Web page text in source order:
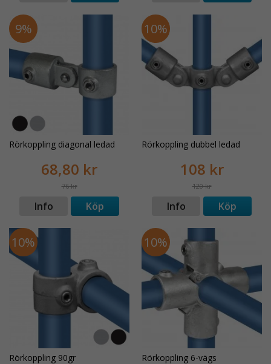
9%
Rörkoppling diagonal ledad
68,80 kr
76 kr
Info Köp
10%
Rörkoppling dubbel ledad
108 kr
120 kr
Info Köp
10%
Rörkoppling 90gr
10%
Rörkoppling 6-vägs